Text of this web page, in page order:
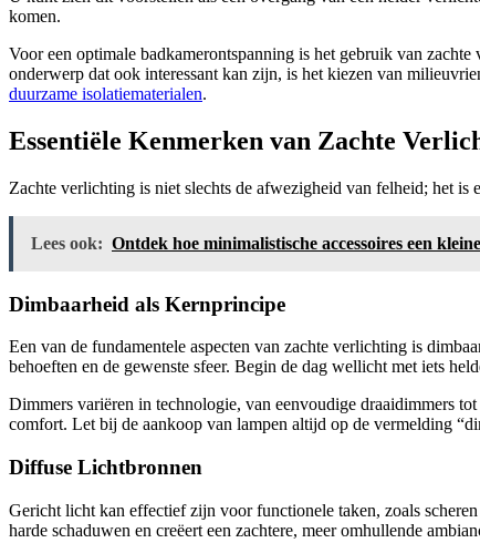
komen.
Voor een optimale badkamerontspanning is het gebruik van
onderwerp dat ook interessant kan zijn, is het kiezen van
duurzame isolatiematerialen.
Essentiële Kenmerken van Zachte
Zachte verlichting is niet slechts de afwezigheid van felheid; het is
Lees ook: Ontdek hoe minimalistische accessoires een
Dimbaarheid als Kernprincipe
Een van de fundamentele aspecten van zachte verlichting is
behoeften en de gewenste sfeer. Begin de dag wellicht met iets
Dimmers variëren in technologie, van eenvoudige draaidimmers
comfort. Let bij de aankoop van lampen altijd op de vermelding
Diffuse Lichtbronnen
Gericht licht kan effectief zijn voor functionele taken, zoals
harde schaduwen en creëert een zachtere, meer omhullende